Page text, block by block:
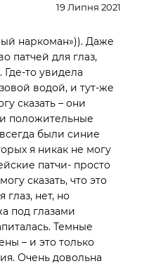
зморшок.
суттєво
епідермісу, а також
гіперемії та
В результаті шкіра
глибоке зволоження,
вироблення
19 Липня 2021
наркоман»)). Даже
патчей для глаз,
то увидела
водой, и тут-же
сказать – они
положительные
были синие
я никак не могу
патчи- просто
сказать, что это
глаз, нет, но
под глазами
Темные
– и это только
Очень довольна